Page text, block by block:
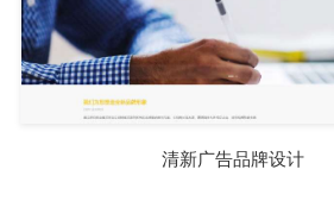
清新广告品牌设计